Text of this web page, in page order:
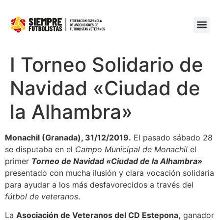
I Torneo Solidario de
Navidad «Ciudad de
la Alhambra»
Monachil (Granada), 31/12/2019. El pasado sábado 28
se disputaba en el Campo Municipal de Monachil el
primer Torneo de Navidad «Ciudad de la Alhambra»
presentado con mucha ilusión y clara vocación solidaria
para ayudar a los más desfavorecidos a través del
fútbol de veteranos.
La Asociación de Veteranos del CD Estepona, ganador